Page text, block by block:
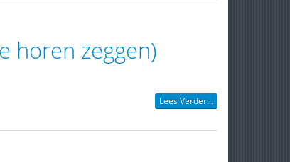
horen zeggen)
Lees Verder...